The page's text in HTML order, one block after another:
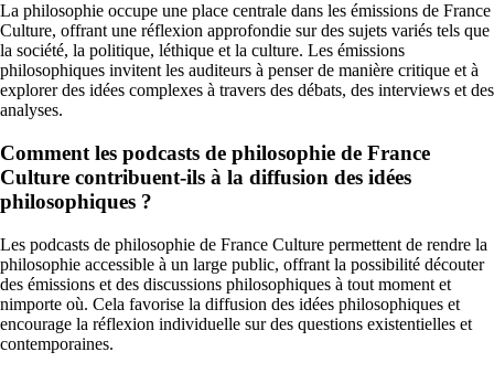
La philosophie occupe une place centrale dans les émissions de France
Culture, offrant une réflexion approfondie sur des sujets variés tels que
la société, la politique, léthique et la culture. Les émissions
philosophiques invitent les auditeurs à penser de manière critique et à
explorer des idées complexes à travers des débats, des interviews et des
analyses.
Comment les podcasts de philosophie de France
Culture contribuent-ils à la diffusion des idées
philosophiques ?
Les podcasts de philosophie de France Culture permettent de rendre la
philosophie accessible à un large public, offrant la possibilité découter
des émissions et des discussions philosophiques à tout moment et
nimporte où. Cela favorise la diffusion des idées philosophiques et
encourage la réflexion individuelle sur des questions existentielles et
contemporaines.